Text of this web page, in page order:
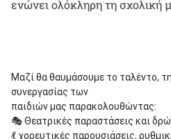
ενώνει ολόκληρη τη σχολική
Μαζί θα θαυμάσουμε το ταλέντο,
συνεργασίας των
παιδιών μας παρακολουθώντας:
🎭 Θεατρικές παραστάσεις και
💃 χορευτικές παρουσιάσεις,